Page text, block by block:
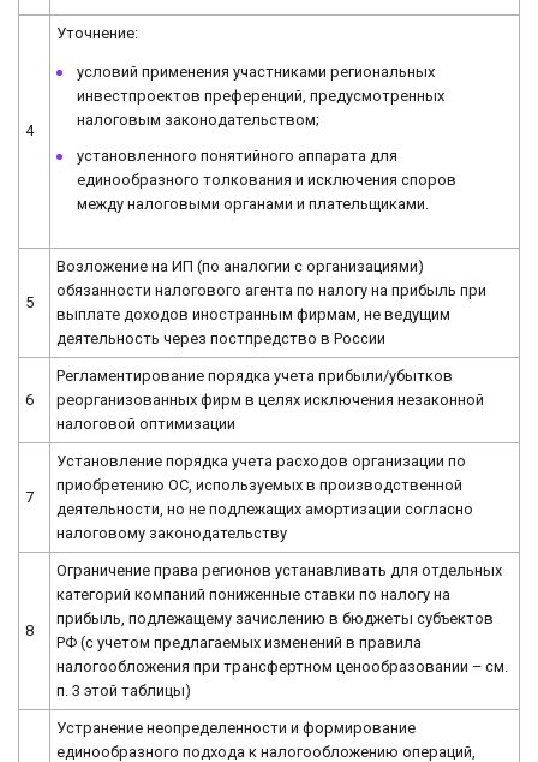
4
Уточнение:
условий применения участниками региональных
инвестпроектов преференций, предусмотренных
налоговым законодательством;
установленного понятийного аппарата для
единообразного толкования и исключения споров
между налоговыми органами и плательщиками.
5
Возложение на ИП (по аналогии с организациями)
обязанности налогового агента по налогу на прибыль при
выплате доходов иностранным фирмам, не ведущим
деятельность через постпредство в России
6
Регламентирование порядка учета прибыли/убытков
реорганизованных фирм в целях исключения незаконной
налоговой оптимизации
7
Установление порядка учета расходов организации по
приобретению ОС, используемых в производственной
деятельности, но не подлежащих амортизации согласно
налоговому законодательству
8
Ограничение права регионов устанавливать для отдельных
категорий компаний пониженные ставки по налогу на
прибыль, подлежащему зачислению в бюджеты субъектов
РФ (с учетом предлагаемых изменений в правила
налогообложения при трансфертном ценообразовании – см.
п. 3 этой таблицы)
Устранение неопределенности и формирование
единообразного подхода к налогообложению операций,